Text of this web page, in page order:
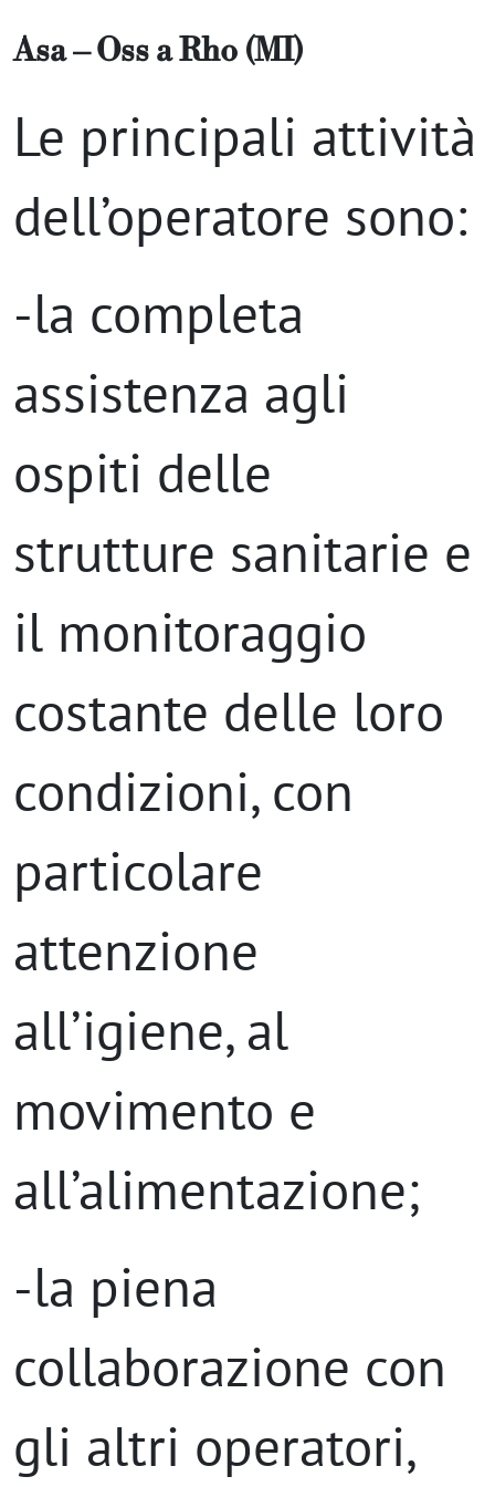
Asa – OssaRho (MI)
Le principali attività
dell’operatore sono:
-la completa
assistenza agli
ospiti delle
strutture sanitarie e
il monitoraggio
costante delle loro
condizioni, con
particolare
attenzione
all’igiene, al
movimento e
all’alimentazione;
-la piena
collaborazione con
gli altri operatori,